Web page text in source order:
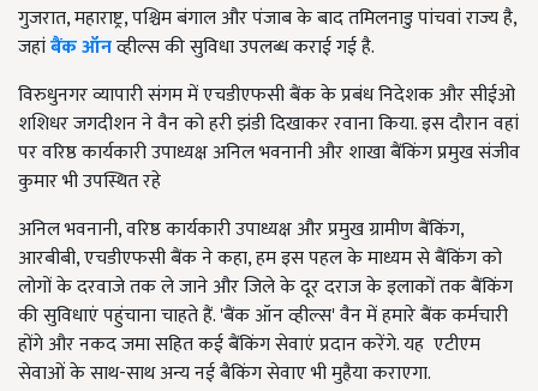
गुजरात, महाराष्ट्र, पश्चिम बंगाल और पंजाब के बाद तमिलनाडु पांचवां राज्य है,
जहांबैंक ऑनव्हील्स की सुविधा उपलब्ध कराई गई है.
विरुधुनगर व्यापारी संगम में एचडीएफसी बैंक के प्रबंध निदेशक और सीईओ
शशिधर जगदीशन ने वैन को हरी झंडी दिखाकर रवाना किया. इस दौरान वहां
पर वरिष्ठ कार्यकारी उपाध्यक्ष अनिल भवनानी और शाखा बैंकिंग प्रमुख संजीव
कुमार भी उपस्थित रहे
अनिल भवनानी, वरिष्ठ कार्यकारी उपाध्यक्ष और प्रमुख ग्रामीण बैंकिंग,
आरबीबी, एचडीएफसी बैंक ने कहा, हम इस पहल के माध्यम से बैंकिंग को
लोगों के दरवाजे तक ले जाने और जिले के दूर दराज के इलाकों तक बैंकिंग
की सुविधाएं पहुंचाना चाहते हैं. 'बैंक ऑन व्हील्स' वैन में हमारे बैंक कर्मचारी
होंगे और नकद जमा सहित कई बैंकिंग सेवाएं प्रदान करेंगे. यह एटीएम
सेवाओं के साथ-साथ अन्य नई बैकिंग सेवाए भी मुहैया कराएगा.